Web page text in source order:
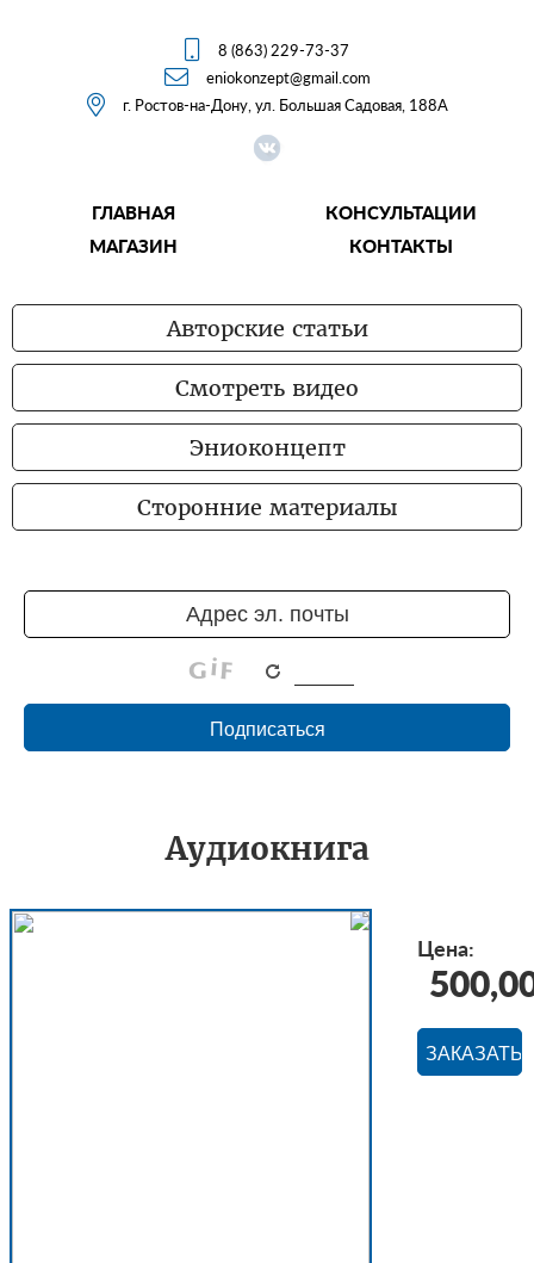
 8 (863) 229-73-37
 eniokonzept@gmail.com
 г. Ростов-на-Дону, ул. Большая Садовая, 188А
ГЛАВНАЯ
КОНСУЛЬТАЦИИ
МАГАЗИН
КОНТАКТЫ
Авторские статьи
Смотреть видео
Эниоконцепт
Сторонние материалы
Аудиокнига
Цена: